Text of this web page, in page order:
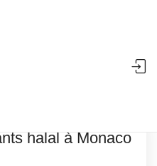
Search
halal à Monaco